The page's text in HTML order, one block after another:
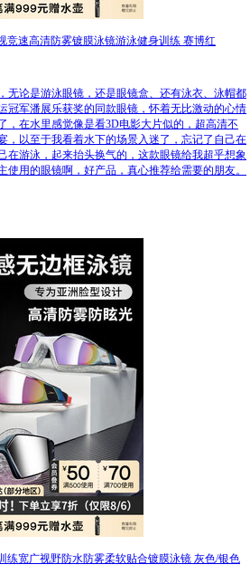
竞速高清防雾镀膜泳镜游泳健身训练 赛博红
无论是游泳眼镜，还是眼镜盒、还有泳衣、泳帽都
冠军潘展乐获奖的同款眼镜，怀着无比激动的心情
，在水里感觉像是看3D电影大片似的，超高清不
，以至于我看着水下的场景入迷了，忘记了自己在
在游泳，起来抬头换气的，这款眼镜给我超乎想象
用的眼镜啊，好产品，真心推荐给需要的朋友。
练宽广视野防水防雾柔软贴合镀膜泳镜 灰色/银色